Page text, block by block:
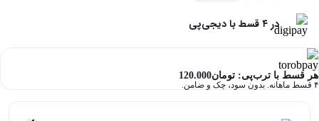
در ۴ قسط با دیجی‌پی
هر قسط با ترب‌پی: تومان120.000
۴ قسط ماهانه. بدون سود، چک و ضامن.